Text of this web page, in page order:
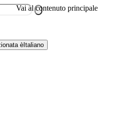
Vai al contenuto principale
è Italiano